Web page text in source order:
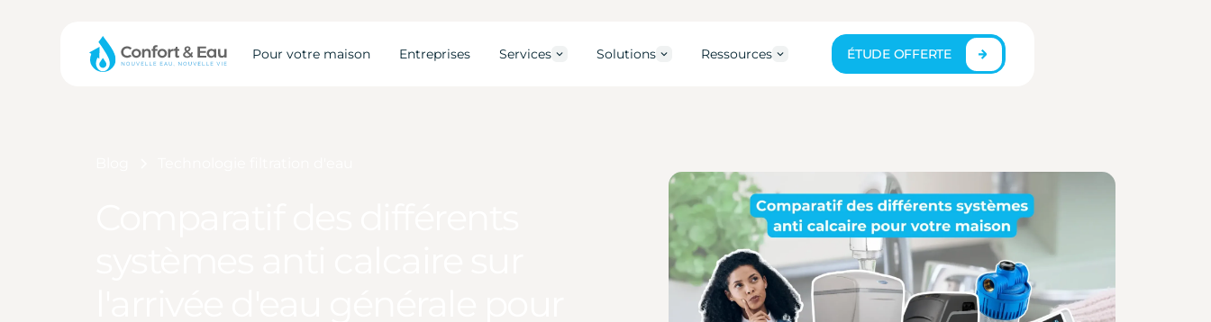
Pour votre maison Entreprises Services Solutions Ressources ÉTUDE OFFERTE